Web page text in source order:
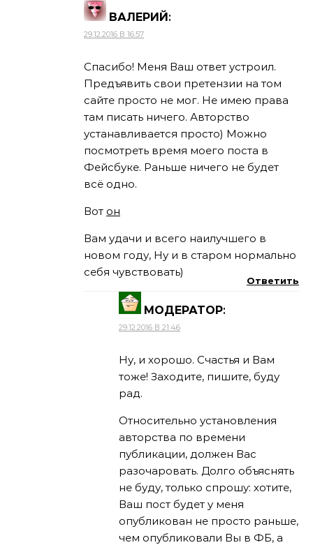
ВАЛЕРИЙ:
29.12.2016 В 16:57
Спасибо! Меня Ваш ответ устроил.
Предъявить свои претензии на том
сайте просто не мог. Не имею права
там писать ничего. Авторство
устанавливается просто) Можно
посмотреть время моего поста в
Фейсбуке. Раньше ничего не будет
всё одно.
Вот он
Вам удачи и всего наилучшего в
новом году, Ну и в старом нормально
себя чувствовать)
Ответить
МОДЕРАТОР:
29.12.2016 В 21:46
Ну, и хорошо. Счастья и Вам
тоже! Заходите, пишите, буду
рад.
Относительно установления
авторства по времени
публикации, должен Вас
разочаровать. Долго объяснять
не буду, только спрошу: хотите,
Ваш пост будет у меня
опубликован не просто раньше,
чем опубликовали Вы в ФБ, а